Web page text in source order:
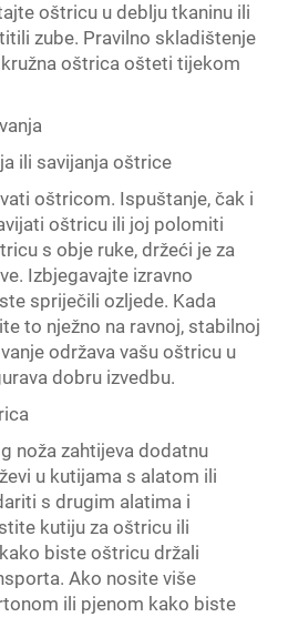
oštricu u deblju tkaninu ili
zube. Pravilno skladištenje
oštrica ošteti tijekom
ili savijanja oštrice
oštricom. Ispuštanje, čak i
oštricu ili joj polomiti
s obje ruke, držeći je za
Izbjegavajte izravno
spriječili ozljede. Kada
to nježno na ravnoj, stabilnoj
održava vašu oštricu u
dobru izvedbu.
noža zahtijeva dodatnu
u kutijama s alatom ili
s drugim alatima i
kutiju za oštricu ili
biste oštricu držali
Ako nosite više
ili pjenom kako biste